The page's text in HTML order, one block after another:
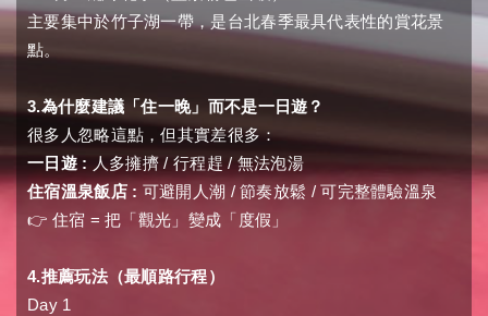
主要集中於竹子湖一帶，是台北春季最具代表性的賞花景
點。
3.為什麼建議「住一晚」而不是一日遊？
很多人忽略這點，但其實差很多：
一日遊: 人多擁擠 / 行程趕 / 無法泡湯
住宿溫泉飯店: 可避開人潮 /節奏放鬆 /可完整體驗溫泉
👉 住宿 =把「觀光」變成「度假」
4.推薦玩法（最順路行程）
Day 1